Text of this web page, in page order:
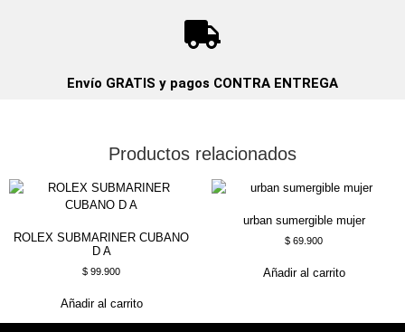
Envío GRATIS y pagos CONTRA ENTREGA
Productos relacionados
ROLEX SUBMARINER CUBANO
D A
$ 99.900
Añadir al carrito
urban sumergible mujer
$ 69.900
Añadir al carrito